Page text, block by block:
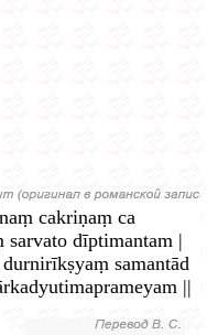
cakriṇaṃ ca
dīptimantam |
samantād
||